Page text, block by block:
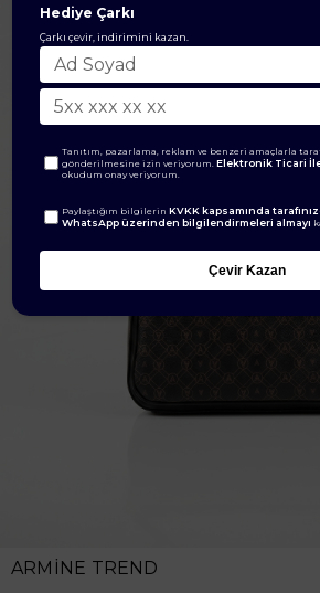
ARMİNE TREND
Hediye Çarkı
Çarkı çevir, indirimini kazan.
Tanıtım, pazarlama, reklam ve benzeri amaçlarla
gönderilmesine izin veriyorum.Elektronik Ticari
okudum onay veriyorum.
Paylaştığım bilgilerinKVKK kapsamında
WhatsApp üzerinden bilgilendirmeleri almayı
Çevir Kazan